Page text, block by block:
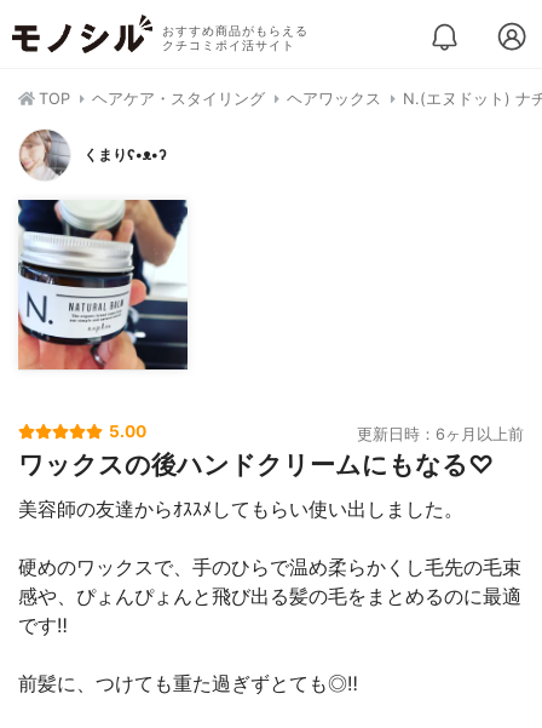
おすすめ商品がもらえる
クチコミポイ活サイト
TOP ヘアケア・スタイリング ヘアワックス N.(エヌドット) ナ
くまりʕ•ᴥ•ʔ
5.00 更新日時：6ヶ月以上前
ワックスの後ハンドクリームにもなる♡
美容師の友達からｵｽｽﾒしてもらい使い出しました。
硬めのワックスで、手のひらで温め柔らかくし毛先の毛束
感や、ぴょんぴょんと飛び出る髪の毛をまとめるのに最適
です‼︎
前髪に、つけても重た過ぎずとても◎‼︎